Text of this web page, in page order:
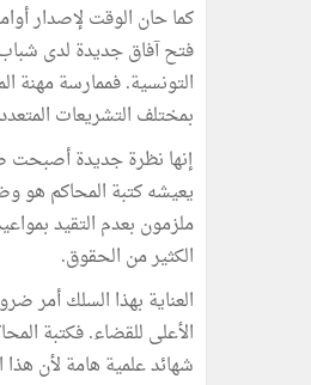
كما حان الوقت لإصدار
فتح آفاق جديدة لدى شباب
التونسية. فممارسة مهنة
بمختلف التشريعات
إنها نظرة جديدة أصبحت
يعيشه كتبة المحاكم هو
ملزمون بعدم التقيد
الكثير من الحقوق.
العناية بهذا السلك أمر
الأعلى للقضاء. فكتبة
شهائد علمية هامة لأن